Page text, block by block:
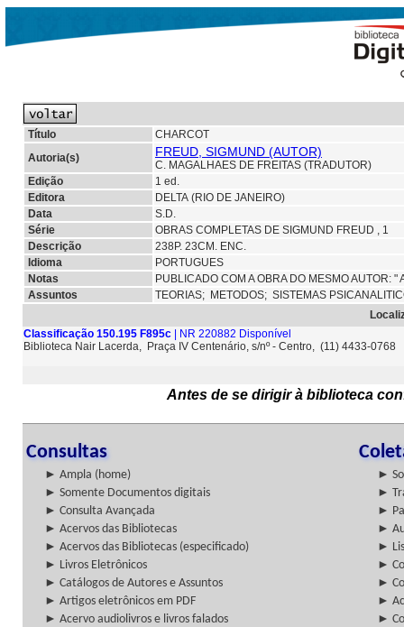
Título
CHARCOT
Autoria(s)
FREUD, SIGMUND (AUTOR)
C. MAGALHAES DE FREITAS (TRADUTOR)
Edição
1 ed.
Editora
DELTA (RIO DE JANEIRO)
Data
S.D.
Série
OBRAS COMPLETAS DE SIGMUND FREUD , 1
Descrição
238P. 23CM. ENC.
Idioma
PORTUGUES
Notas
PUBLICADO COM A OBRA DO MESMO AUTOR: "
Assuntos
TEORIAS; METODOS; SISTEMAS
Classificação 150.195 F895c | NR 220882 Disponível
Biblioteca Nair Lacerda, Praça IV Centenário, s/nº - Centro, (11) 4433-0768
Antes de se dirigir à biblioteca
Consultas
► Ampla (home)
►
► Somente Documentos digitais
►
► Consulta Avançada
►
► Acervos das Bibliotecas
►
► Acervos das Bibliotecas (especificado)
►
► Livros Eletrônicos
►
► Catálogos de Autores e Assuntos
►
► Artigos eletrônicos em PDF
►
► Acervo audiolivros e livros falados
►